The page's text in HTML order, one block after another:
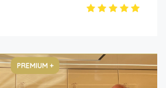
PREMIUM +